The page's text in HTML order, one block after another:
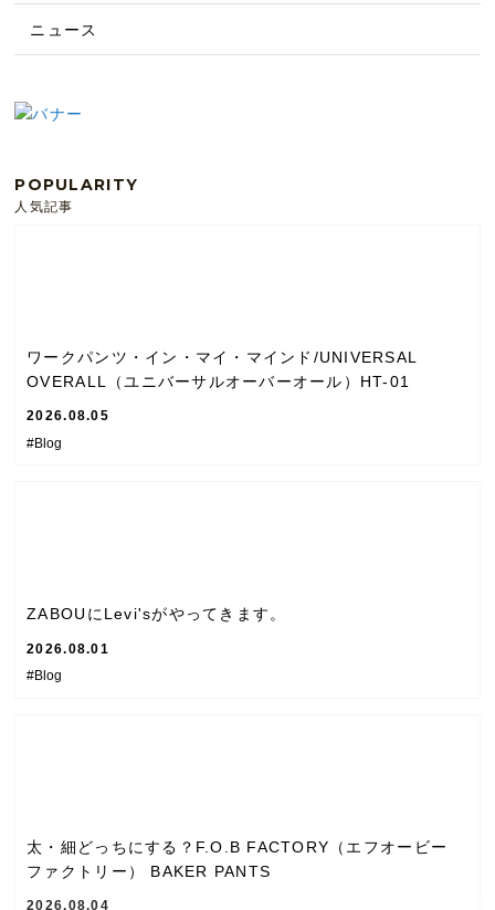
ニュース
POPULARITY
人気記事
ワークパンツ・イン・マイ・マインド/UNIVERSAL
OVERALL（ユニバーサルオーバーオール）HT-01
2026.08.05
#Blog
ZABOUにLevi'sがやってきます。
2026.08.01
#Blog
太・細どっちにする？F.O.B FACTORY（エフオービー
ファクトリー） BAKER PANTS
2026.08.04